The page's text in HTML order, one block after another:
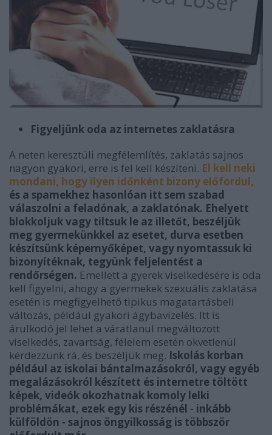
Figyeljünk oda az internetes zaklatásra
A neten keresztüli megfélemlítés, zaklatás sajnos
nagyon gyakori, erre is fel kell készíteni. El kell neki
mondani, hogy ilyen időnként bizony előfordul,
és a spamekhez hasonlóan itt sem szabad
válaszolni a feladónak, a zaklatónak. Ehelyett
blokkoljuk vagy tiltsuk le az illetőt, beszéljük
meg gyermekünkkel az esetet, durva esetben
készítsünk képernyőképet, vagy nyomtassuk ki
bizonyítéknak, tegyünk feljelentést a
rendőrségen. Emellett a gyerek viselkedésére is oda
kell figyelni, ahogy a gyermekek szexuális zaklatása
esetén is megfigyelhető tipikus magatartásbeli
változás, például gyakori ágybavizelés. Itt is
árulkodó jel lehet a váratlanul megváltozott
viselkedés, zavartság, félelem esetén okvetlenül
kérdezzünk rá, és beszéljük meg. Iskolás korban
például az iskolai bántalmazásokról, vagy egyéb
megalázásokról készített és internetre töltött
képek, videók okozhatnak komoly lelki
problémákat, ezek egy kis részénél - inkább
külföldön - sajnos öngyilkosság is többször